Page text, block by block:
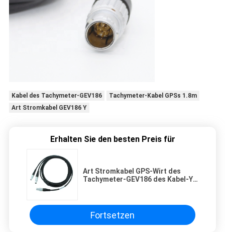
Kabel des Tachymeter-GEV186
Tachymeter-Kabel GPSs 1.8m
Art Stromkabel GEV186 Y
Erhalten Sie den besten Preis für
Art Stromkabel GPS-Wirt des
Tachymeter-GEV186 des Kabel-Y
Fortsetzen